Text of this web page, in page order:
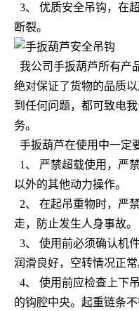
3、 优质安全吊钩，在
断裂。
我公司手扳葫芦所有产
绝对保证了货物的品质
到任何问题，都可致电
务。
手扳葫芦在使用中一定
1、 严禁超载使用，严
以外的其他动力操作。
2、 在起吊重物时，严
走，防止发生人身事故。
3、 使用前必须确认机
润滑良好，空转情况正常
4、 使用前应检查上下
的钩腔中央。起重链条